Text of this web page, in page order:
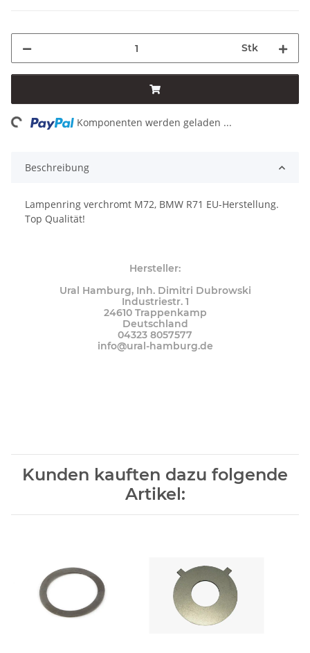
Stk
Komponenten werden geladen ...
Beschreibung
Lampenring verchromt M72, BMW R71 EU-Herstellung.
Top Qualität!
Hersteller:
Ural Hamburg, Inh. Dimitri Dubrowski
Industriestr. 1
24610 Trappenkamp
Deutschland
04323 8057577
info@ural-hamburg.de
Kunden kauften dazu folgende
Artikel: